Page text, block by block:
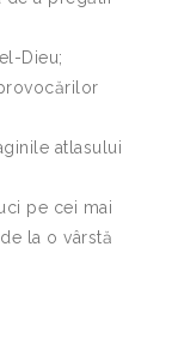
Dieu;
atlasului
pe cei mai
la o vârstă